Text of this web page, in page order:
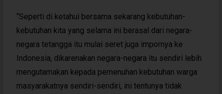
“Seperti di ketahui bersama sekarang kebutuhan-
kebutuhan kita yang selama ini berasal dari negara-
negara tetangga itu mulai seret juga impornya ke
Indonesia, dikarenakan negara-negara itu sendiri lebih
mengutamakan kepada pemenuhan kebutuhan warga
masyarakatnya sendiri-sendiri, ini tentunya tidak